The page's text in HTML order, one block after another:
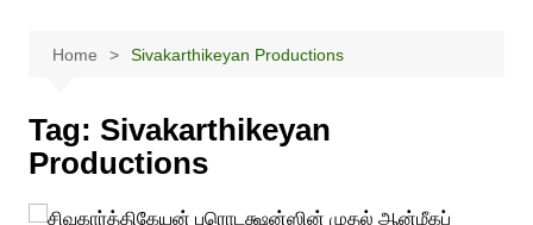
Home Sivakarthikeyan Productions
Tag: Sivakarthikeyan
Productions